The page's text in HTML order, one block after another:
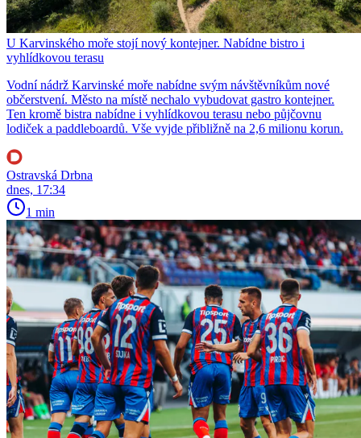
U Karvinského moře stojí nový kontejner. Nabídne bistro i
vyhlídkovou terasu
Vodní nádrž Karvinské moře nabídne svým návštěvníkům nové
občerstvení. Město na místě nechalo vybudovat gastro kontejner.
Ten kromě bistra nabídne i vyhlídkovou terasu nebo půjčovnu
lodiček a paddleboardů. Vše vyjde přibližně na 2,6 milionu korun.
Ostravská Drbna
dnes, 17:34
1 min